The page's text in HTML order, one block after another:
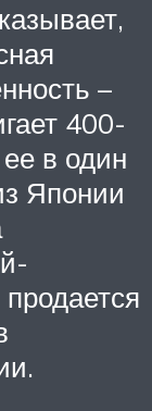
–
400-
в один
Японии